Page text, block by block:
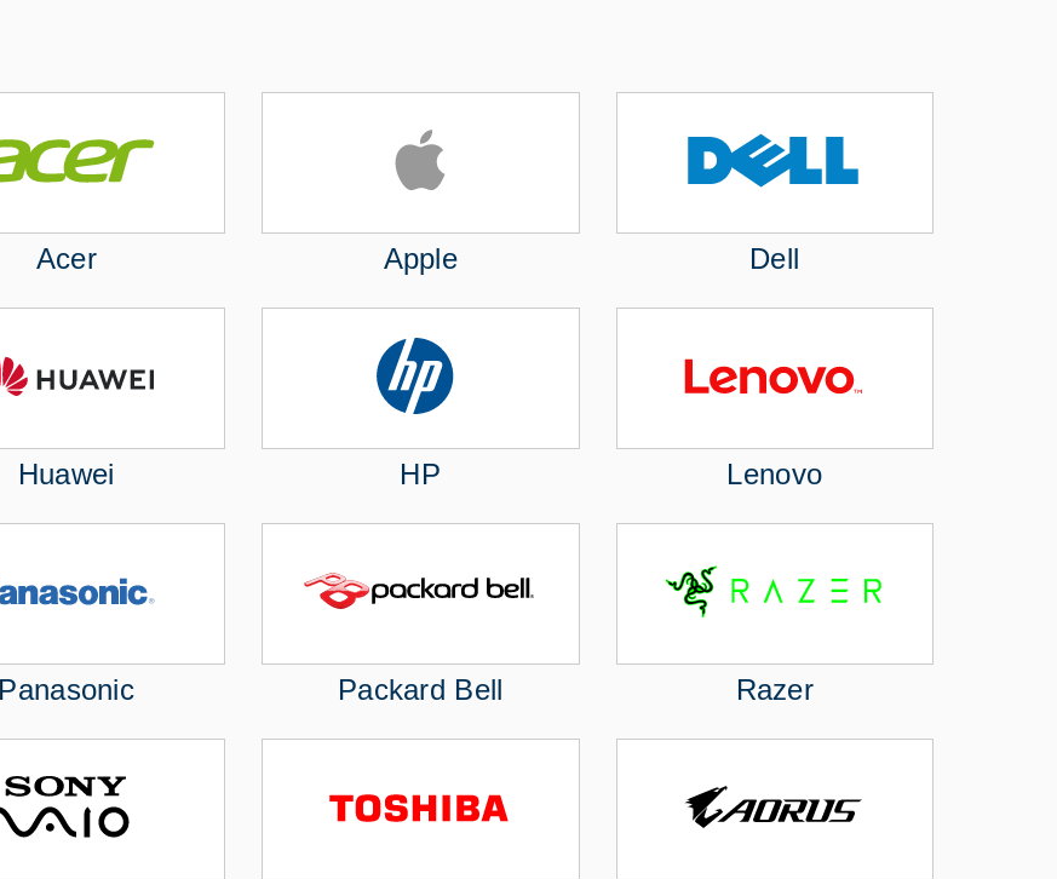
Acer Apple Dell
Huawei HP Lenovo
Panasonic Packard Bell Razer